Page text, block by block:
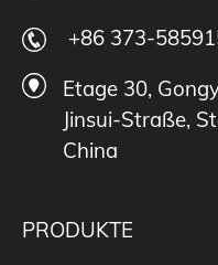
+86 373-
Etage 30,
Jinsui-Straße,
China
PRODUKTE